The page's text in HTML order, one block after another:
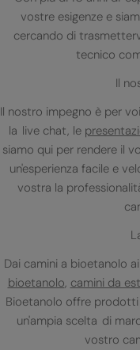
vostre esigenze e
cercando di
tecnico
Il
Il nostro impegno è per
la live chat, le
siamo qui per rendere il
un'esperienza facile e
vostra la
Dai camini a bioetanolo ai
bioetanolo, camini da
Bioetanolo offre
un'ampia scelta di
vostro